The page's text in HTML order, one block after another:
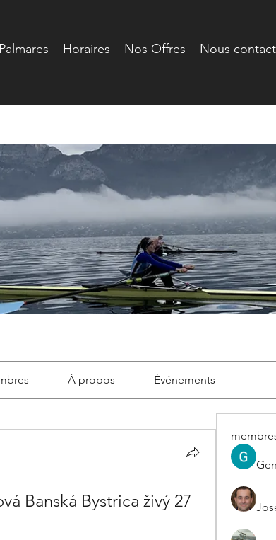
Palmares Horaires Nos Offres Nous
À propos Événements
Banská Bystrica živý 27